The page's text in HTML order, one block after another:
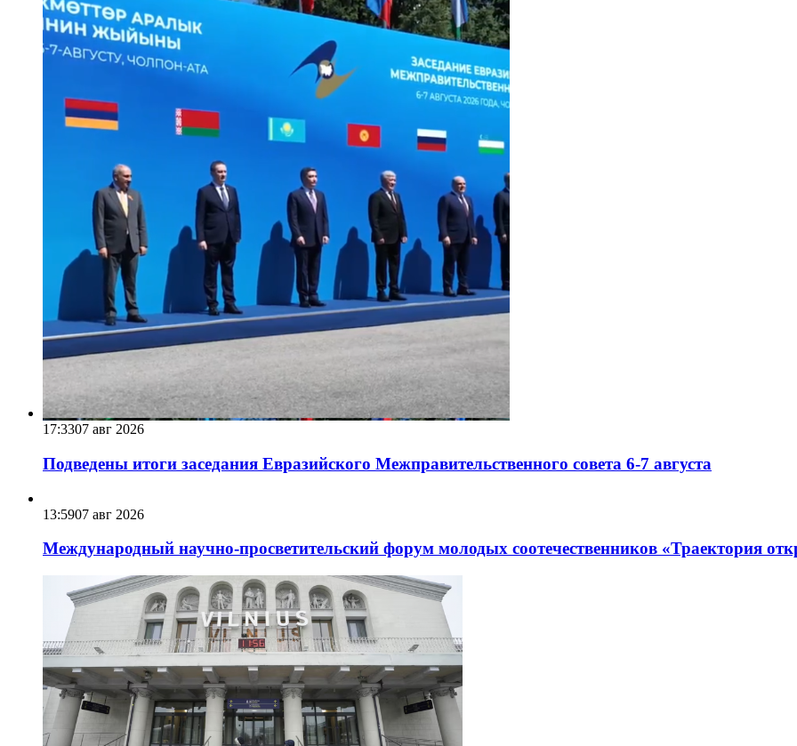
17:3307 авг 2026
Подведены итоги заседания Евразийского Межправительственного совета 6-7 августа
13:5907 авг 2026
Международный научно-просветительский форум молодых соотечественников «Траектория